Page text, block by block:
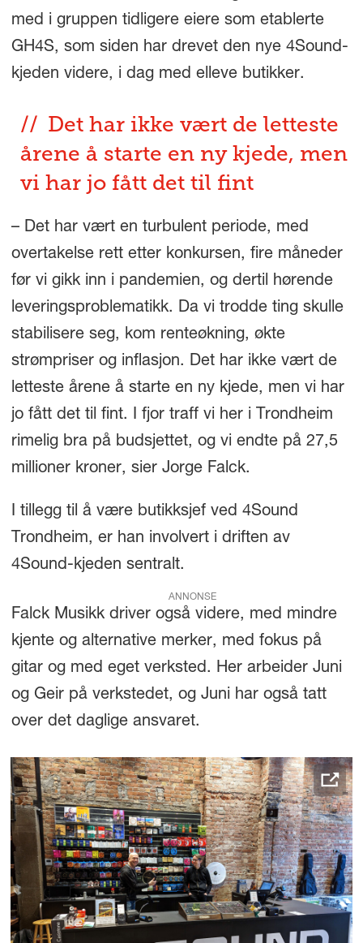
med i gruppen tidligere eiere som etablerte
GH4S, som siden har drevet den nye 4Sound-
kjeden videre, i dag med elleve butikker.
Det har ikke vært de letteste
årene å starte en ny kjede, men
vi har jo fått det til fint
– Det har vært en turbulent periode, med
overtakelse rett etter konkursen, fire måneder
før vi gikk inn i pandemien, og dertil hørende
leveringsproblematikk. Da vi trodde ting skulle
stabilisere seg, kom renteøkning, økte
strømpriser og inflasjon. Det har ikke vært de
letteste årene å starte en ny kjede, men vi har
jo fått det til fint. I fjor traff vi her i Trondheim
rimelig bra på budsjettet, og vi endte på 27,5
millioner kroner, sier Jorge Falck.
I tillegg til å være butikksjef ved 4Sound
Trondheim, er han involvert i driften av
4Sound-kjeden sentralt.
ANNONSE
Falck Musikk driver også videre, med mindre
kjente og alternative merker, med fokus på
gitar og med eget verksted. Her arbeider Juni
og Geir på verkstedet, og Juni har også tatt
over det daglige ansvaret.